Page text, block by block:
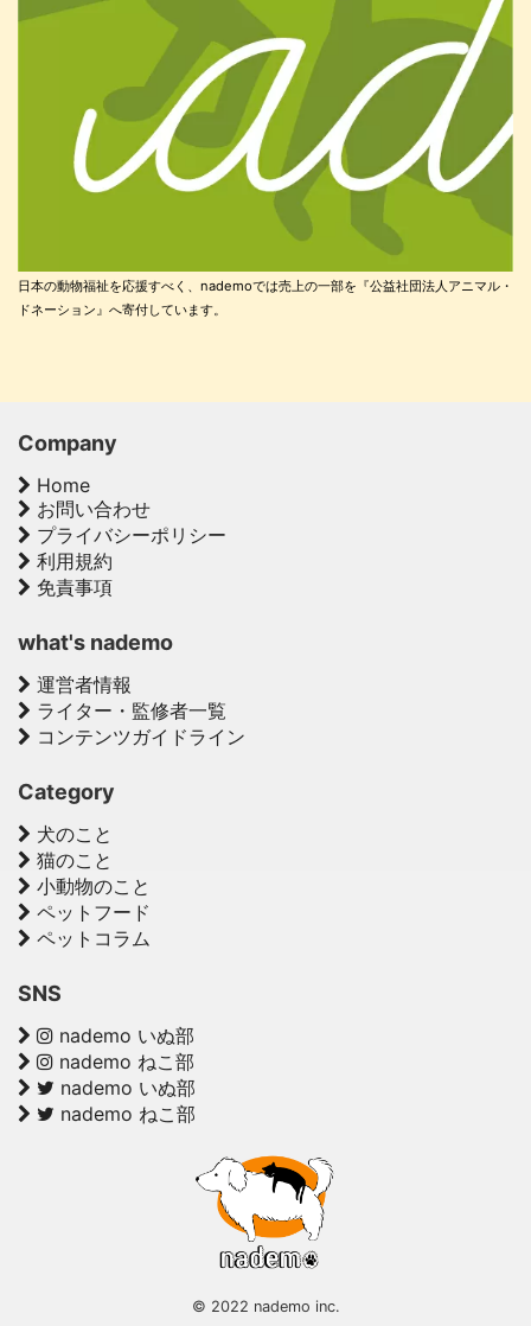
日本の動物福祉を応援すべく、nademoでは売上の一部を『公益社団法人アニマル・
ドネーション』へ寄付しています。
Company
Home
お問い合わせ
プライバシーポリシー
利用規約
免責事項
what's nademo
運営者情報
ライター・監修者一覧
コンテンツガイドライン
Category
犬のこと
猫のこと
小動物のこと
ペットフード
ペットコラム
SNS
nademo いぬ部
nademo ねこ部
nademo いぬ部
nademo ねこ部
© 2022 nademo inc.